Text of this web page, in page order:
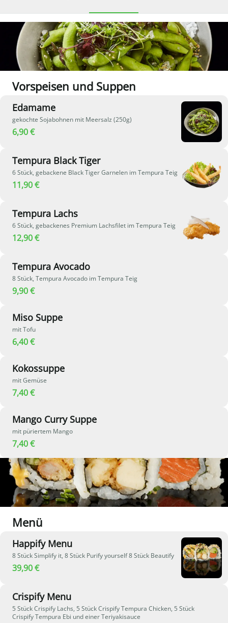
Vorspeisen und Suppen
Edamame
gekochte Sojabohnen mit Meersalz (250g)
6,90 €
Tempura Black Tiger
6 Stück, gebackene Black Tiger Garnelen im Tempura Teig
11,90 €
Tempura Lachs
6 Stück, gebackenes Premium Lachsfilet im Tempura Teig
12,90 €
Tempura Avocado
8 Stück, Tempura Avocado im Tempura Teig
9,90 €
Miso Suppe
mit Tofu
6,40 €
Kokossuppe
mit Gemüse
7,40 €
Mango Curry Suppe
mit püriertem Mango
7,40 €
Menü
Happify Menu
8 Stück Simplify it, 8 Stück Purify yourself 8 Stück Beautify
39,90 €
Crispify Menu
5 Stück Crispify Lachs, 5 Stück Crispify Tempura Chicken, 5 Stück
Crispify Tempura Ebi und einer Teriyakisauce